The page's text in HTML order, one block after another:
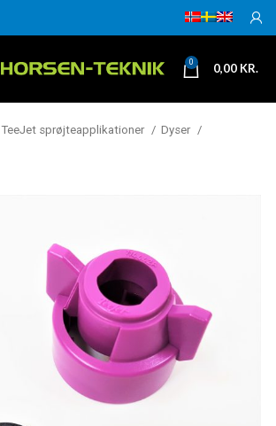
0 0,00 KR.
TeeJet sprøjteapplikationer
Dyser